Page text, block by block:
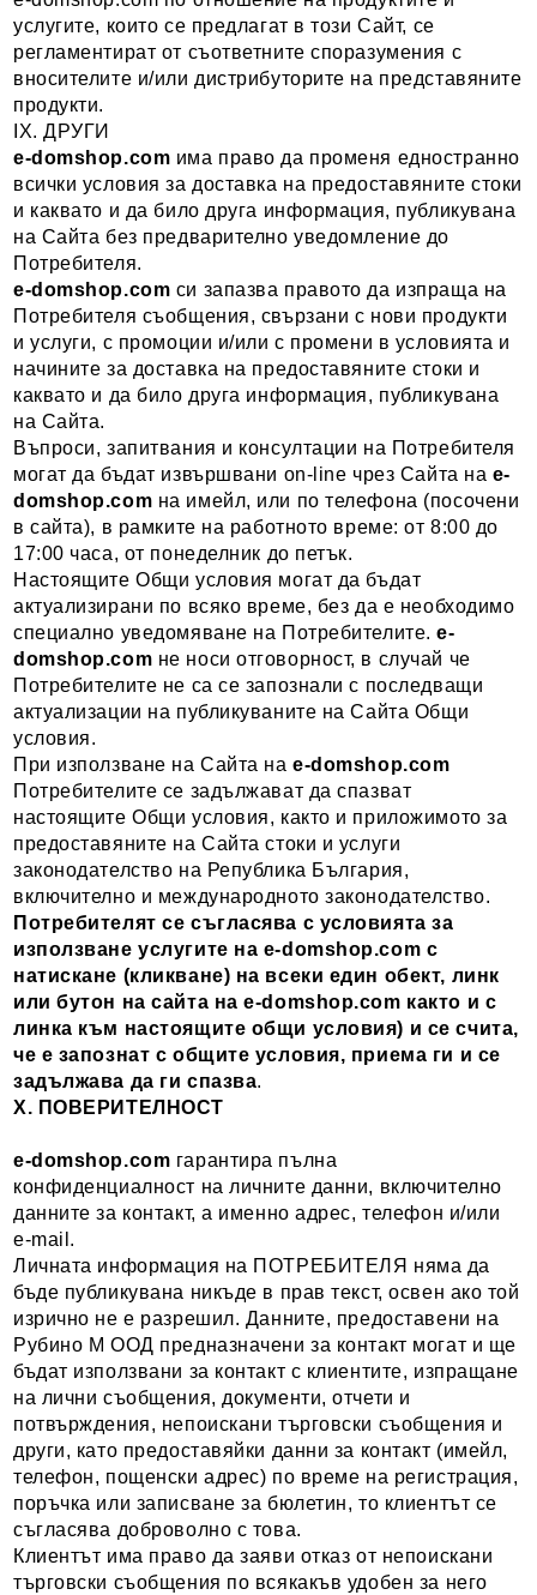
услугите, които се предлагат в този Сайт, се
регламентират от съответните споразумения с
вносителите и/или дистрибуторите на представяните
продукти.
IX. ДРУГИ
e-domshop.com има право да променя едностранно
всички условия за доставка на предоставяните стоки
и каквато и да било друга информация, публикувана
на Сайта без предварително уведомление до
Потребителя.
e-domshop.com си запазва правото да изпраща на
Потребителя съобщения, свързани с нови продукти
и услуги, с промоции и/или с промени в условията и
начините за доставка на предоставяните стоки и
каквато и да било друга информация, публикувана
на Сайта.
Въпроси, запитвания и консултации на Потребителя
могат да бъдат извършвани оn-line чрез Сайта на e-
domshop.com на имейл, или по телефона (посочени
в сайта), в рамките на работното време: от 8:00 до
17:00 часа, от понеделник до петък.
Настоящите Общи условия могат да бъдат
актуализирани по всяко време, без да е необходимо
специално уведомяване на Потребителите.e-
domshop.com не носи отговорност, в случай че
Потребителите не са се запознали с последващи
актуализации на публикуваните на Сайта Общи
условия.
При използване на Сайта наe-domshop.com
Потребителите се задължават да спазват
настоящите Общи условия, както и приложимото за
предоставяните на Сайта стоки и услуги
законодателство на Република България,
включително и международното законодателство.
Потребителят се съгласява с условиятa за
използване услугите на e-domshop.com с
натискане (кликване) на всеки един обект, линк
или бутон на сайта наe-domshop.com както и с
линка към настоящите общи условия) и се счита,
че е запознат с общите условия, приема ги и се
задължава да ги спазва.
X. ПОВЕРИТЕЛНОСТ
e-domshop.com гарантира пълна
конфиденциалност на личните данни, включително
данните за контакт, а именно адрес, телефон и/или
e-mail.
Личната информация на ПОТРЕБИТЕЛЯ няма да
бъде публикувана никъде в прав текст, освен ако той
изрично не е разрешил. Данните, предоставени на
Рубино М ООД предназначени за контакт могат и ще
бъдат използвани за контакт с клиентите, изпращане
на лични съобщения, документи, отчети и
потвърждения, непоискани търговски съобщения и
други, като предоставяйки данни за контакт (имейл,
телефон, пощенски адрес) по време на регистрация,
поръчка или записване за бюлетин, то клиентът се
съгласява доброволно с това.
Клиентът има право да заяви отказ от непоискани
търговски съобщения по всякакъв удобен за него